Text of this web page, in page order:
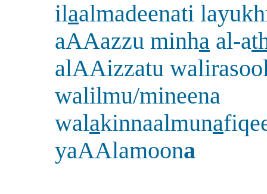
ilaalmadeenati
aAAazzu minha al-a
alAAizzatu
walilmu/mineena
walakinnaalmuna
yaAAlamoona